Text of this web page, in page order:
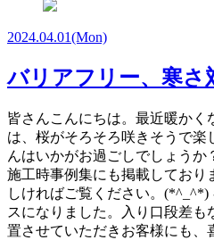
2024.04.01(Mon)
バリアフリー、寒さ
皆さんこんにちは。最近暖か
は、桜がそろそろ咲きそうで
んはいかがお過ごしでしょうか
施工時事例集にも掲載しており
しければご覧ください。
スになりました。入り口段差
置させていただきお客様にも、